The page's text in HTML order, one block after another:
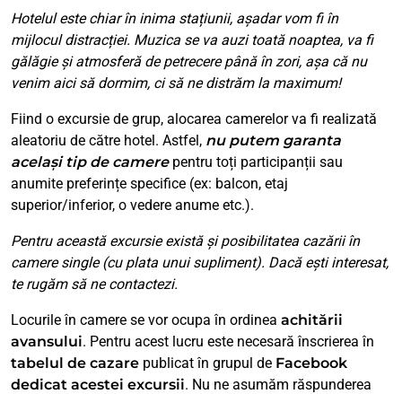
Hotelul este chiar în inima stațiunii, așadar vom fi în
mijlocul distracției. Muzica se va auzi toată noaptea, va fi
gălăgie și atmosferă de petrecere până în zori, așa că nu
venim aici să dormim, ci să ne distrăm la maximum!
Fiind o excursie de grup, alocarea camerelor va fi realizată
aleatoriu de către hotel. Astfel, nu putem garanta
același tip de camerepentru toți participanții sau
anumite preferințe specifice (ex: balcon, etaj
superior/inferior, o vedere anume etc.).
Pentru această excursie există și posibilitatea cazării în
camere single (cu plata unui supliment). Dacă ești interesat,
te rugăm să ne contactezi.
Locurile în camere se vor ocupa în ordinea achitării
avansului. Pentru acest lucru este necesară înscrierea în
tabelul de cazare publicat în grupul de Facebook
dedicat acestei excursii. Nu ne asumăm răspunderea